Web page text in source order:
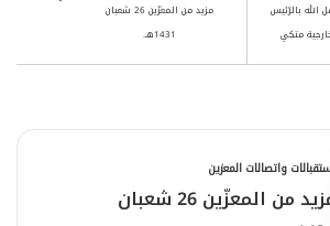
مزيد من المعزّين 26 شعبان
1431هـ.
بالرّئيس
متكي
واتصالات المعزين
مزيد من المعزّين 26 شعبان